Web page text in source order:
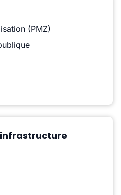
(PMZ)